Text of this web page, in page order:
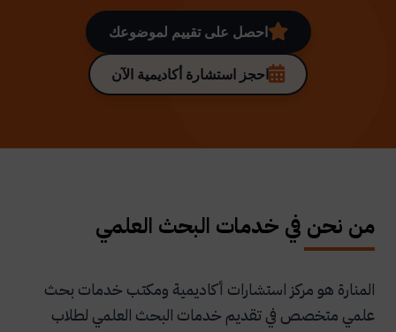
احصل على تقييم لموضوعك
احجز استشارة أكاديمية الآن
من نحن في خدمات البحث العلمي
المنارة هو مركز استشارات أكاديمية ومكتب خدمات بحث
علمي متخصص في تقديم خدمات البحث العلمي لطلاب